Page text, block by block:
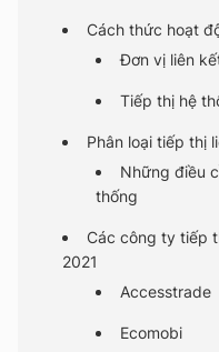
Cách thức hoạt
Đơn vị liên
Tiếp thị hệ
Phân loại tiếp thị
Những điều
thống
Các công ty tiếp
2021
Accesstrade
Ecomobi